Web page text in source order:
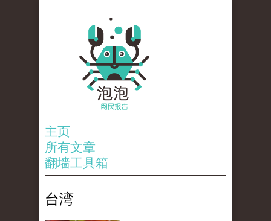
主页
所有文章
翻墙工具箱
台湾